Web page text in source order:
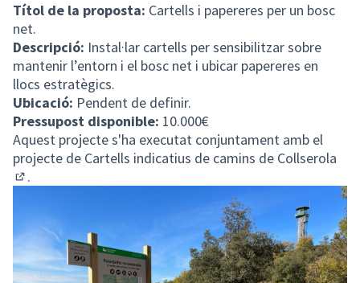
Títol de la proposta: Cartells i papereres per un bosc
net.
Descripció: Instal·lar cartells per sensibilitzar sobre
mantenir l’entorn i el bosc net i ubicar papereres en
llocs estratègics.
Ubicació: Pendent de definir.
Pressupost disponible: 10.000€
Aquest projecte s'ha executat conjuntament amb el
projecte de Cartells indicatius de camins de Collserola
(Obrir en una pestanya nova)
.